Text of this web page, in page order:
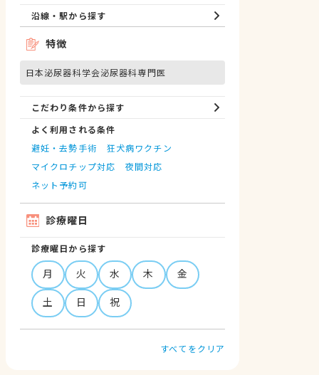
沿線・駅から探す
特徴
日本泌尿器科学会泌尿器科専門医
こだわり条件から探す
よく利用される条件
避妊・去勢手術
狂犬病ワクチン
マイクロチップ対応
夜間対応
ネット予約可
診療曜日
診療曜日から探す
月 火 水 木
金
土
日 祝
すべてをクリア